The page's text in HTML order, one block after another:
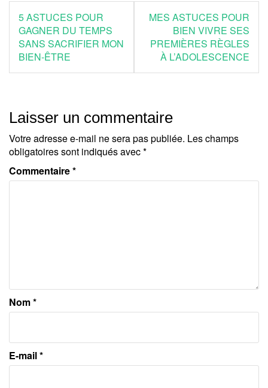
Navigation
de
l’article
5 ASTUCES POUR
GAGNER DU TEMPS
SANS SACRIFIER MON
BIEN-ÊTRE
MES ASTUCES POUR
BIEN VIVRE SES
PREMIÈRES RÈGLES
À L’ADOLESCENCE
Laisser un commentaire
Votre adresse e-mail ne sera pas publiée. Les champs
obligatoires sont indiqués avec*
Commentaire*
Nom*
E-mail*